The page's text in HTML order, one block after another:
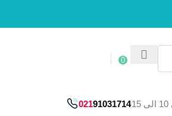
0
02191031714